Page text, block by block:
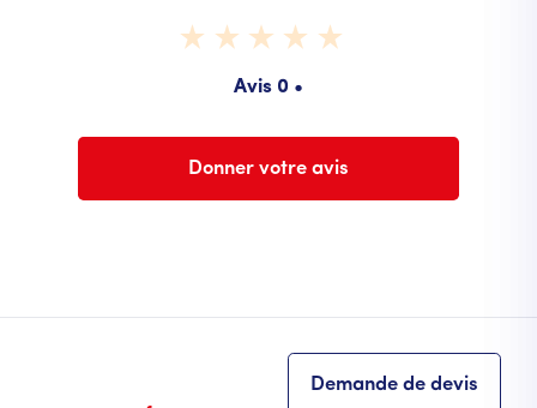
Avis 0 •
Donner votre avis
Demande de devis